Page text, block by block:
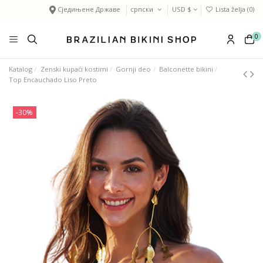
Сједињене Државе српски USD $ Lista želja (0)
0
Katalog Zenski kupaći kostimi Gornji deo
Balconette bikini
Top Encauchado Liso Preto
-30%